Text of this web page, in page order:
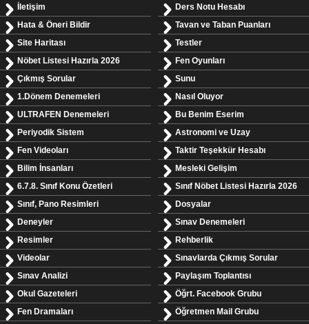
İletişim
Hata & Öneri Bildir
Site Haritası
Nöbet Listesi Hazırla 2026
Çıkmış Sorular
1.Dönem Denemeleri
ULTRAFEN Denemeleri
Periyodik Sistem
Fen Videoları
Bilim İnsanları
6.7.8. Sınıf Konu Özetleri
Sınıf, Pano Resimleri
Deneyler
Resimler
Videolar
Sınav Analizi
Okul Gazeteleri
Fen Dramaları
Ders Notu Hesabı
Tavan ve Taban Puanları
Testler
Fen Oyunları
Sunu
Nasıl Oluyor
Bu Benim Eserim
Astronomi ve Uzay
Taktir Teşekkür Hesabı
Mesleki Gelişim
Sınıf Nöbet Listesi Hazırla 2026
Dosyalar
Sınav Denemeleri
Rehberlik
Sınavlarda Çıkmış Sorular
Paylaşım Toplantısı
Öğrt. Facebook Grubu
Öğretmen Mail Grubu